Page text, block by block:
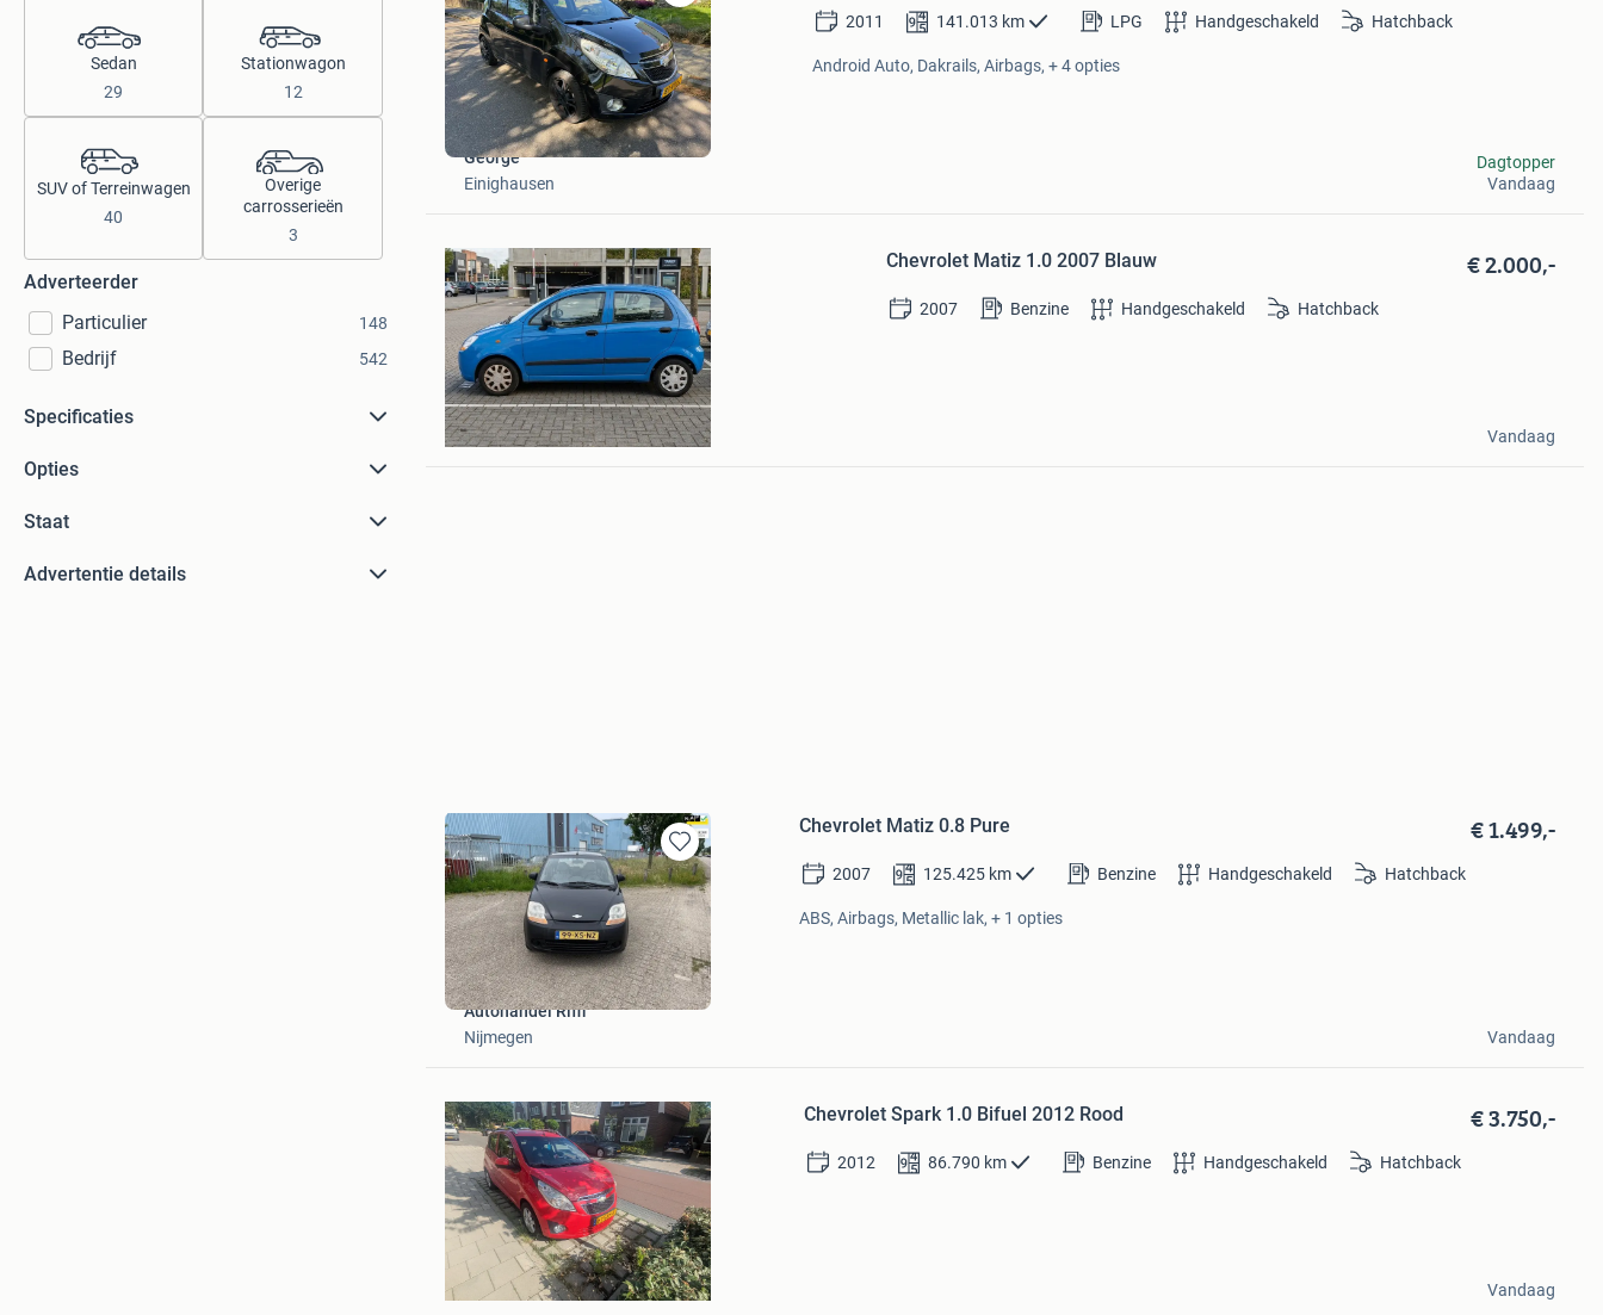
Sedan
29
Stationwagon
12
SUV of Terreinwagen
40
Overige
carrosserieën
3
Adverteerder
Particulier
148
Bedrijf 542
Specificaties
Opties
Staat
Advertentie details
Bewaren
in
Mijn
Favorieten
2011 141.013 km LPG Handgeschakeld Hatchback
Android Auto, Dakrails, Airbags, + 4 opties
George
Einighausen
Dagtopper
Vandaag
Bewaren
in
Mijn
Favorieten
Chevrolet Matiz 1.0 2007 Blauw € 2.000,-
2007 Benzine Handgeschakeld Hatchback
J-Roermond
Herten
Vandaag
Bewaren
in
Mijn
Favorieten
Chevrolet Matiz 0.8 Pure € 1.499,-
2007 125.425 km Benzine Handgeschakeld Hatchback
ABS, Airbags, Metallic lak, + 1 opties
Autohandel Riffi
Nijmegen
Vandaag
Mijn
Favorieten
Chevrolet Spark 1.0 Bifuel 2012 Rood € 3.750,-
2012 86.790 km Benzine Handgeschakeld Hatchback
Tanja
Borne
Vandaag